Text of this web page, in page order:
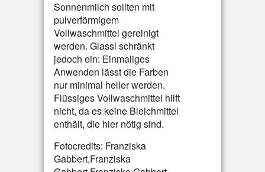
Sonnenmilch sollten mit
pulverförmigem
Vollwaschmittel gereinigt
werden. Glassl schränkt
jedoch ein: Einmaliges
Anwenden lässt die Farben
nur minimal heller werden.
Flüssiges Vollwaschmittel hilft
nicht, da es keine Bleichmittel
enthält, die hier nötig sind.
Fotocredits: Franziska
Gabbert,Franziska